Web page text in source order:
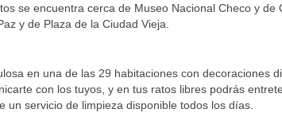
se encuentra cerca de Museo Nacional Checo y
y de Plaza de la Ciudad Vieja.
en una de las 29 habitaciones con
con los tuyos, y en tus ratos libres podrás
un servicio de limpieza disponible todos los días.